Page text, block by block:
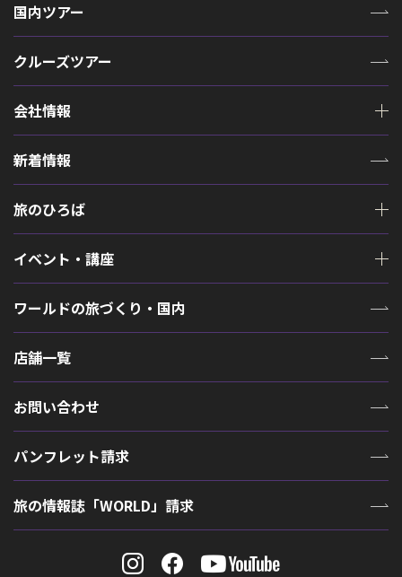
国内ツアー
クルーズツアー
会社情報
新着情報
旅のひろば
イベント・講座
ワールドの旅づくり・国内
店舗一覧
お問い合わせ
パンフレット請求
旅の情報誌「WORLD」請求